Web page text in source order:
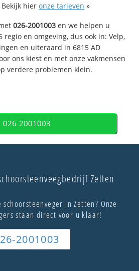
Bekijk hieronze tarieven »
026-2001003 en we helpen u
regio en omgeving, dus ook in: Velp,
en uiteraard in 6815 AD
ons kiest en met onze vakmensen
verdere problemen klein.
026-2001003
Zetten
in Zetten? Onze
staan direct voor u klaar!
2001003